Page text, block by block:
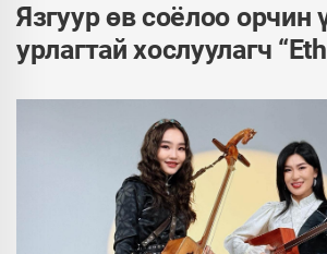
Язгуур өв соёлоо орчин
урлагтай хослуулагч